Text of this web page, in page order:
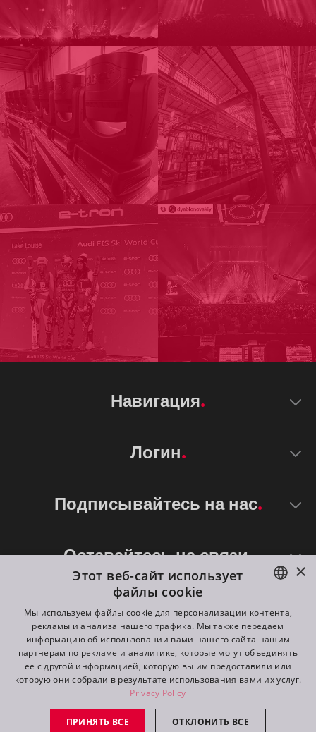
Навигация
Логин
Подписывайтесь на нас
Оставайтесь на связи
©2026 ROBE lighting s.r.o.
All rights reserved. Created by
Switch to desktop mode
ENGLISH
DE
FR
RU
×
Этот веб-сайт использует
файлы cookie
Мы используем файлы cookie для персонализации контента,
рекламы и анализа нашего трафика. Мы также передаем
информацию об использовании вами нашего сайта нашим
партнерам по рекламе и аналитике, которые могут объединять
ее с другой информацией, которую вы им предоставили или
которую они собрали в результате использования вами их услуг.
Privacy Policy
ПРИНЯТЬ ВСЕ ОТКЛОНИТЬ ВСЕ